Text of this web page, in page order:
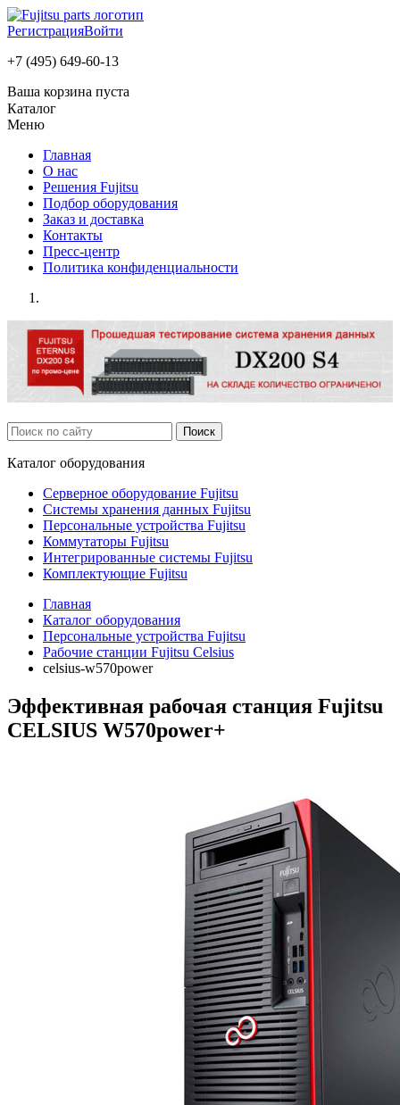
РегистрацияВойти
+7 (495) 649-60-13
Ваша корзина пуста
Каталог
Меню
Главная
О нас
Решения Fujitsu
Подбор оборудования
Заказ и доставка
Контакты
Пресс-центр
Политика конфиденциальности
Каталог оборудования
Серверное оборудование Fujitsu
Системы хранения данных Fujitsu
Персональные устройства Fujitsu
Коммутаторы Fujitsu
Интегрированные системы Fujitsu
Комплектующие Fujitsu
Главная
Каталог оборудования
Персональные устройства Fujitsu
Рабочие станции Fujitsu Celsius
celsius-w570power
Эффективная рабочая станция Fujitsu
CELSIUS W570power+